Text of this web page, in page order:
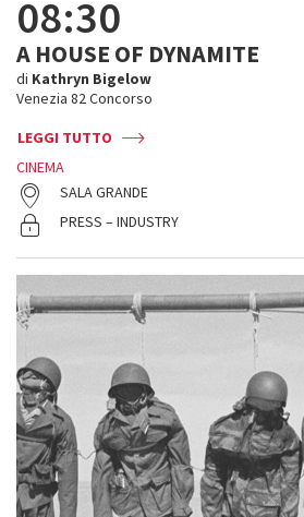
08:30
A HOUSE OF DYNAMITE
di Kathryn Bigelow
Venezia 82 Concorso
LEGGI TUTTO
CINEMA
SALA GRANDE
PRESS – INDUSTRY